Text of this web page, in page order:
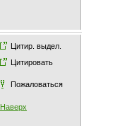
Цитир. выдел.
Цитировать
Пожаловаться
Наверх